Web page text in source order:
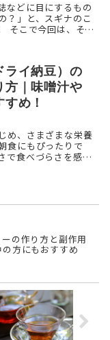
などに目にするもの
？」と、スギナのこ
そこで今回は、そも
ライ納豆）の
方｜味噌汁や
め！
め、さまざまな栄養
食にもぴったりで
で食べづらさを感じ
の作り方と副作用
の方にもおすすめ